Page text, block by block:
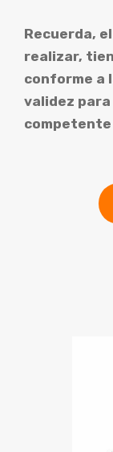
Recuerda,
realizar,
conforme a
validez